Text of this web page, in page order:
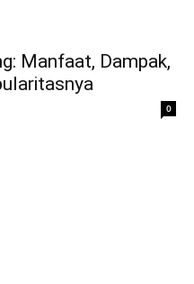
Manfaat, Dampak,
0